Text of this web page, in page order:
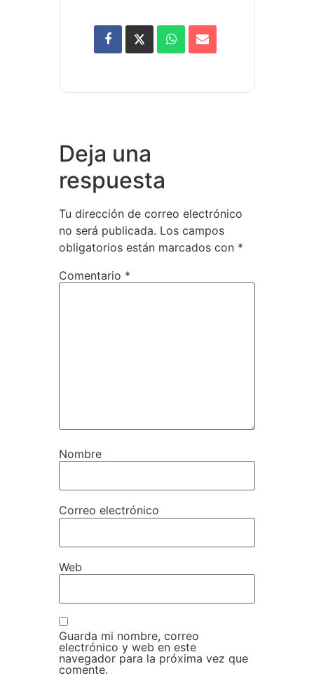
Deja una
respuesta
Tu dirección de correo electrónico
no será publicada. Los campos
obligatorios están marcados con *
Comentario *
Nombre
Correo electrónico
Web
Guarda mi nombre, correo
electrónico y web en este
navegador para la próxima vez que
comente.